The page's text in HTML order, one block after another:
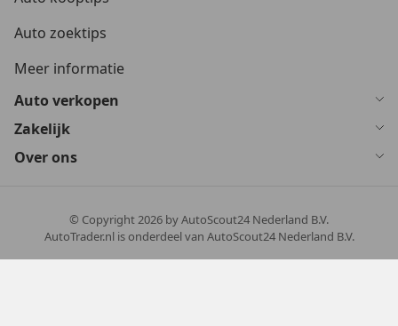
Auto zoektips
Meer informatie
Auto verkopen
Zakelijk
Over ons
© Copyright 2026 by AutoScout24 Nederland B.V.
AutoTrader.nl is onderdeel van AutoScout24 Nederland B.V.